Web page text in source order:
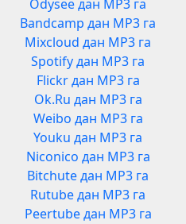
Odysee дан MP3 га
Bandcamp дан MP3 га
Mixcloud дан MP3 га
Spotify дан MP3 га
Flickr дан MP3 га
Ok.Ru дан MP3 га
Weibo дан MP3 га
Youku дан MP3 га
Niconico дан MP3 га
Bitchute дан MP3 га
Rutube дан MP3 га
Peertube дан MP3 га